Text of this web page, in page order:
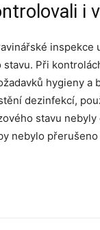
i
inspekce
Při
hygieny
dezinfekcí,
stavu
nebylo